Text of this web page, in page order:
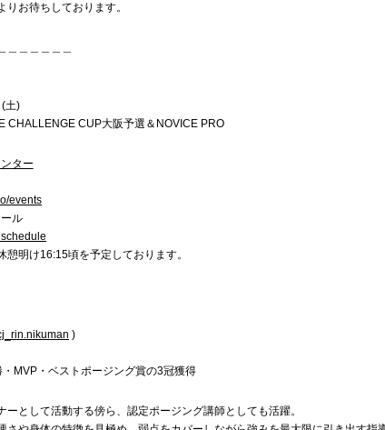
りお待ちしております。
土)
CHALLENGE CUP大阪予選＆NOVICE PRO
ター
events
ル
明け16:15頃を予定しております。
)
MVP・ベストポージング賞の3冠獲得
ーとして活動する傍ら、認定ポージング講師としても活躍。